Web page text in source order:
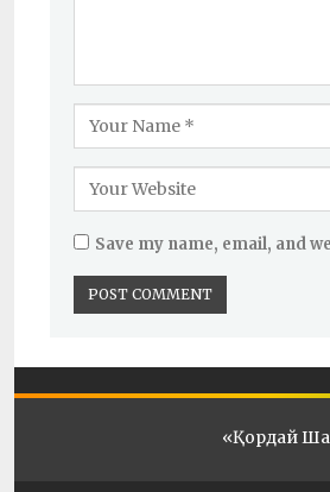
Save my name, email, and
«Қордай